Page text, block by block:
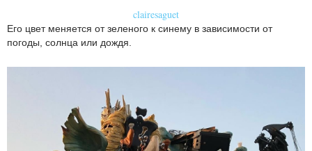
clairesaguet
Его цвет меняется от зеленого к синему в зависимости от
погоды, солнца или дождя.